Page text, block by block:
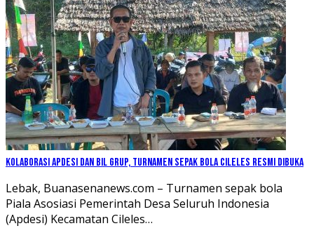
Kolaborasi Apdesi dan BIL Grup, Turnamen Sepak Bola Cileles Resmi Dibuka
Lebak, Buanasenanews.com – Turnamen sepak bola
Piala Asosiasi Pemerintah Desa Seluruh Indonesia
(Apdesi) Kecamatan Cileles…